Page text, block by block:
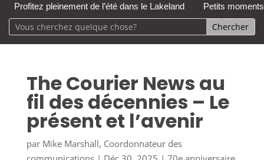
Profitez pleinement de l’été dans le Lakeland Petits
The Courier News au
fil des décennies – Le
présent et l’avenir
par Mike Marshall, Coordonnateur des